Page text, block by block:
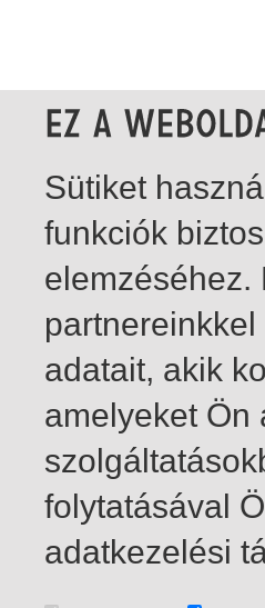
1-4 / összesen 4 találat
Sütiket
funkciók
elemzéséhez.
adatait, akik
amelyeket Ön
folytatásával
adatkezelési